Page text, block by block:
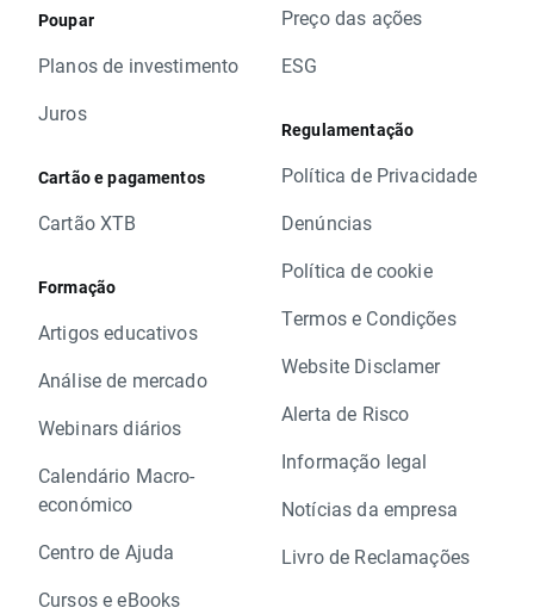
Poupar
Planos de investimento
Juros
Cartão e pagamentos
Cartão XTB
Formação
Artigos educativos
Análise de mercado
Webinars diários
Calendário Macro-
económico
Centro de Ajuda
Cursos e eBooks
Preço das ações
ESG
Regulamentação
Política de Privacidade
Denúncias
Política de cookie
Termos e Condições
Website Disclamer
Alerta de Risco
Informação legal
Notícias da empresa
Livro de Reclamações